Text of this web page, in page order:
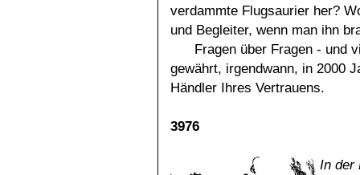
verdammte Flugsaurier her?
und Begleiter, wenn man ihn
Fragen über Fragen - und
gewährt, irgendwann, in 2000
Händler Ihres Vertrauens.
3976
In der